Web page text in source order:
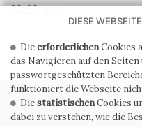
30x60 Matt
PRIVACY
DIESE
DieerforderlichenCookies
das Navigieren auf den Seiten
passwortgeschützten
funktioniert die Webseite
DiestatistischenCookies
dabei zu verstehen, wie die